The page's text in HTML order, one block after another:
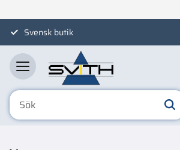
MenySvensk butik